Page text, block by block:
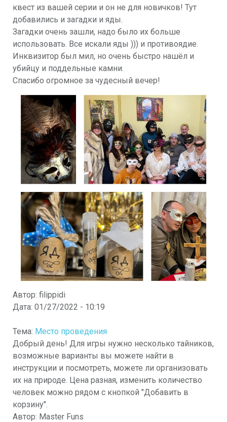
квест из вашей серии и он не для новичков! Тут
добавились и загадки и яды.
Загадки очень зашли, надо было их больше
использовать. Все искали яды ))) и противоядие.
Инквизитор был мил, но очень быстро нашёл и
убийцу и поддельные камни.
Спасибо огромное за чудесный вечер!
Автор: filippidi
Дата: 01/27/2022 - 10:19
Тема: Место проведения
Добрый день! Для игры нужно несколько тайников,
возможные варианты вы можете найти в
инструкции и посмотреть, можете ли организовать
их на природе. Цена разная, изменить количество
человек можно рядом с кнопкой "Добавить в
корзину".
Автор: Master Funs